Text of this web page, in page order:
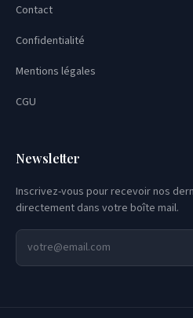
Contact
Confidentialité
Mentions légales
CGU
Newsletter
Inscrivez-vous pour recevoir nos
directement dans votre boîte mail.